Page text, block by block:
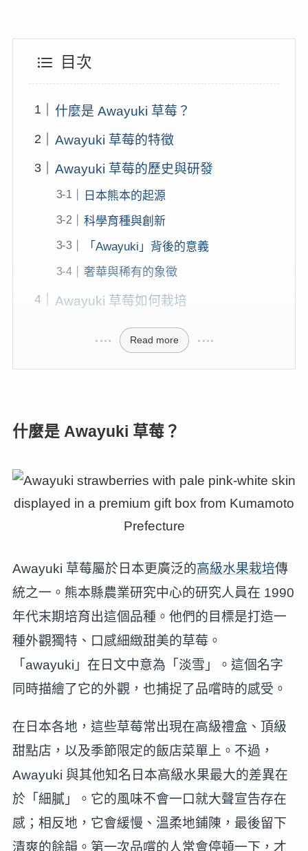
目次
什麼是 Awayuki 草莓？
Awayuki 草莓的特徵
Awayuki 草莓的歷史與研發
日本熊本的起源
科學育種與創新
「Awayuki」背後的意義
奢華與稀有的象徵
Awayuki 草莓如何栽培
Read more
什麼是 Awayuki 草莓？
Awayuki 草莓屬於日本更廣泛的高級水果栽培傳
統之一。熊本縣農業研究中心的研究人員在 1990
年代末期培育出這個品種。他們的目標是打造一
種外觀獨特、口感細緻甜美的草莓。
「awayuki」在日文中意為「淡雪」。這個名字
同時描繪了它的外觀，也捕捉了品嚐時的感受。
在日本各地，這些草莓常出現在高級禮盒、頂級
甜點店，以及季節限定的飯店菜單上。不過，
Awayuki 與其他知名日本高級水果最大的差異在
於「細膩」。它的風味不會一口就大聲宣告存在
感；相反地，它會緩慢、溫柔地鋪陳，最後留下
清爽的餘韻。第一次品嚐的人常會停頓一下，才